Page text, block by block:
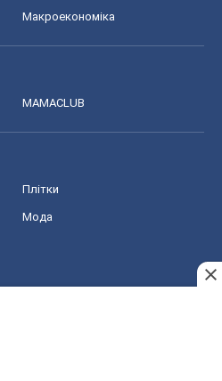
Макроекономіка
MAMACLUB
Плітки
Мода